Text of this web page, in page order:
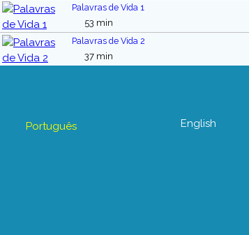
Palavras de Vida 1
53 min
Palavras de Vida 2
37 min
Português English